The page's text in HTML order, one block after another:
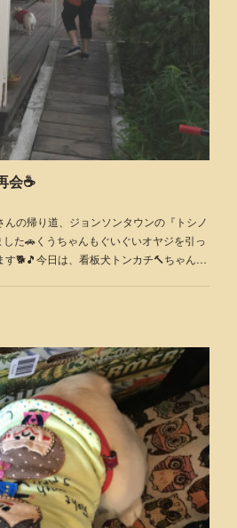
会☕️
んの帰り道、ジョンソンタウンの『トシノ
た🚗くうちゃんもぐいぐいオヤジを引っ
す🐕🎵今日は、看板犬トンカチ🔨ちゃん…